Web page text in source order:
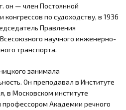
он — член Постоянной
по судоходству, в 1936
Правления
научного инженерно-
транспорта.
занимала
Он преподавал в Институте
в Московском институте
Академии речного